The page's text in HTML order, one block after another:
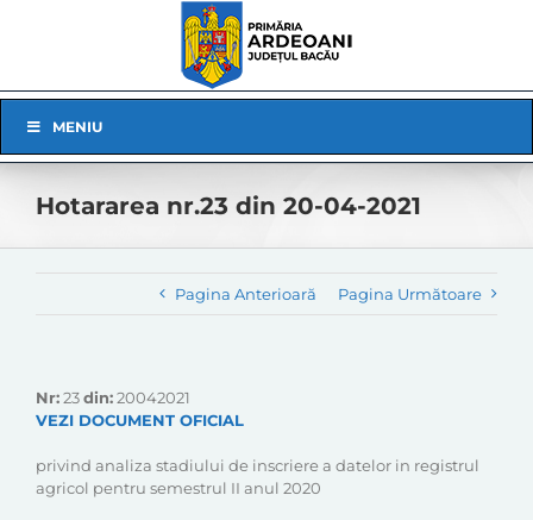
Navigation
MENIU
Hotararea nr.23 din 20-04-2021
Pagina Anterioară Pagina Următoare
Nr:23din:20042021
VEZI DOCUMENT OFICIAL
privind analiza stadiului de inscriere a datelor in registrul
agricol pentru semestrul II anul 2020